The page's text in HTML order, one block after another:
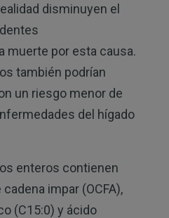
disminuyen el
muerte por esta causa.
también podrían
un riesgo menor de
del hígado
enteros contienen
impar (OCFA),
(C15:0) y ácido